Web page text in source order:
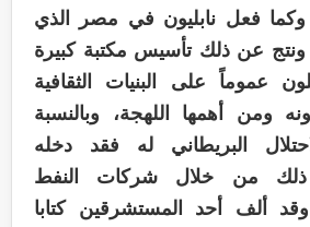
فعل نابليون في مصر الذي
ونتج عن ذلك تأسيس مكتبة كبيرة
عموماً على البنيات الثقافية
ومن أهمها اللهجة، وبالنسبة
البريطاني له فقد دخله
ذلك من خلال شركات النفط
وقد ألف أحد المستشرقين كتابا